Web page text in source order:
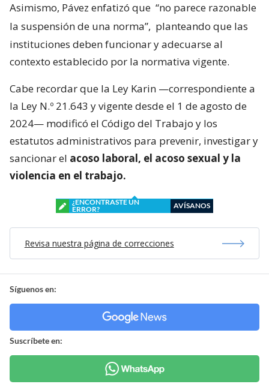
Asimismo, Pávez enfatizó que “no parece razonable
la suspensión de una norma”, planteando que las
instituciones deben funcionar y adecuarse al
contexto establecido por la normativa vigente.
Cabe recordar que la Ley Karin —correspondiente a
la Ley N.º 21.643 y vigente desde el 1 de agosto de
2024— modificó el Código del Trabajo y los
estatutos administrativos para prevenir, investigar y
sancionar el acoso laboral, el acoso sexual y la
violencia en el trabajo.
¿ENCONTRASTE UN
ERROR?
AVÍSANOS
Revisa nuestra página de correcciones
Síguenos en:
Suscríbete en: